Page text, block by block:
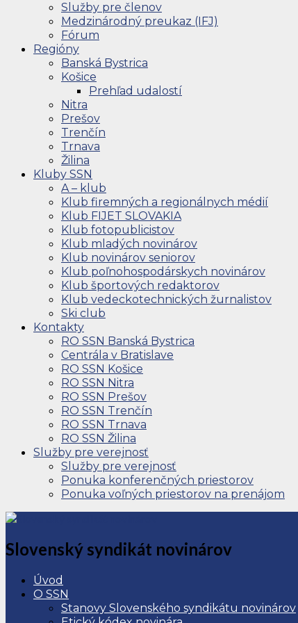
Služby pre členov
Medzinárodný preukaz (IFJ)
Fórum
Regióny
Banská Bystrica
Košice
Prehľad udalostí
Nitra
Prešov
Trenčín
Trnava
Žilina
Kluby SSN
A – klub
Klub firemných a regionálnych médií
Klub FIJET SLOVAKIA
Klub fotopublicistov
Klub mladých novinárov
Klub novinárov seniorov
Klub poľnohospodárskych novinárov
Klub športových redaktorov
Klub vedeckotechnických žurnalistov
Ski club
Kontakty
RO SSN Banská Bystrica
Centrála v Bratislave
RO SSN Košice
RO SSN Nitra
RO SSN Prešov
RO SSN Trenčín
RO SSN Trnava
RO SSN Žilina
Služby pre verejnosť
Služby pre verejnosť
Ponuka konferenčných priestorov
Ponuka voľných priestorov na prenájom
Slovenský syndikát novinárov
Úvod
O SSN
Stanovy Slovenského syndikátu novinárov